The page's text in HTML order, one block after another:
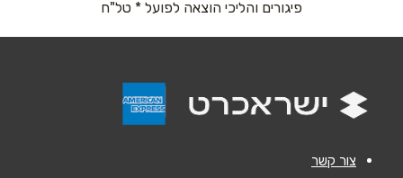
פיגורים והליכי הוצאה לפועל * טל"ח
צור קשר